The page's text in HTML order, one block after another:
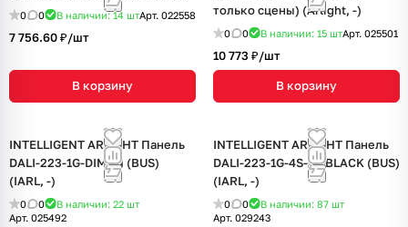
0 0 В наличии: 14 штАрт. 022558
7 756.60 ₽/шт
В корзину
только сцены) (Arlight, -)
0 0 В наличии: 15 штАрт. 025501
10 773 ₽/шт
В корзину
INTELLIGENT ARLIGHT Панель
DALI-223-1G-DIM-IN (BUS)
(IARL, -)
0 0 В наличии: 22 шт
Арт. 025492
INTELLIGENT ARLIGHT Панель
DALI-223-1G-4S-IN-BLACK (BUS)
(IARL, -)
0 0 В наличии: 87 шт
Арт. 029243